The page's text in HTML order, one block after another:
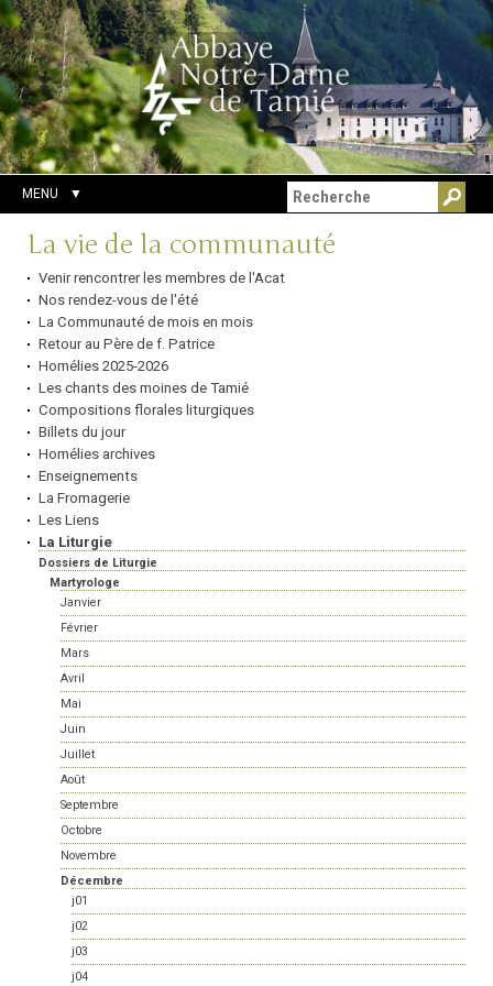
Aller
au
contenu.
|
Aller
à
la
navigation
Outils
personnels
Chercher par
Recherche
avancée…
MENU
Navigation
La vie de la communauté
Venir rencontrer les membres de l'Acat
Nos rendez-vous de l'été
La Communauté de mois en mois
Retour au Père de f. Patrice
Homélies 2025-2026
Les chants des moines de Tamié
Compositions florales liturgiques
Billets du jour
Homélies archives
Enseignements
La Fromagerie
Les Liens
La Liturgie
Dossiers de Liturgie
Martyrologe
Janvier
Février
Mars
Avril
Mai
Juin
Juillet
Août
Septembre
Octobre
Novembre
Décembre
j01
j02
j03
j04